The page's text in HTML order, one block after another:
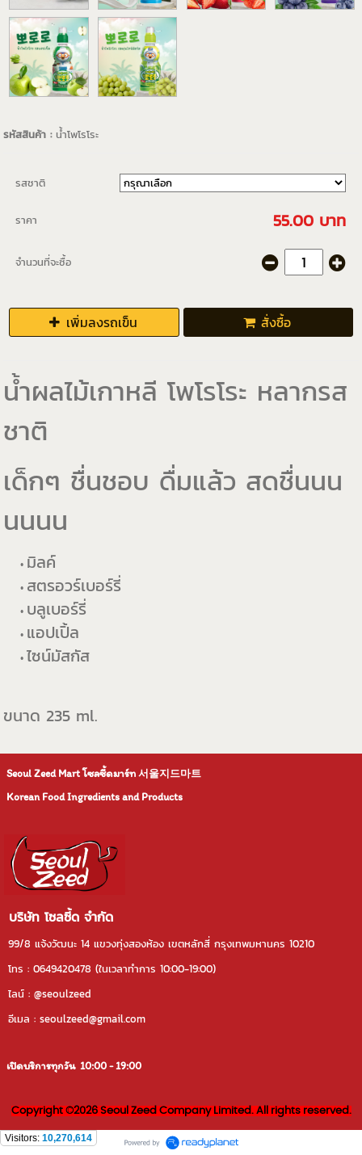
รหัสสินค้า : น้ำโพโรโระ
รสชาติ
ราคา 55.00 บาท
จำนวนที่จะซื้อ
เพิ่มลงรถเข็น สั่งซื้อ
น้ำผลไม้เกาหลี โพโรโระ หลากรส
ชาติ
เด็กๆ ชื่นชอบ ดื่มแล้ว สดชื่นนน
นนนน
มิลค์
สตรอวร์เบอร์รี่
บลูเบอร์รี่
แอปเปิ้ล
ไซน์มัสกัส
ขนาด 235 ml.
Seoul Zeed Mart โซลซี้ดมาร์ท서울지드마트
Korean Food Ingredients and Products
บริษัท โซลซี้ด จำกัด
99/8 แจ้งวัฒนะ 14 แขวงทุ่งสองห้อง เขตหลักสี่ กรุงเทพมหานคร 10210
โทร : 0649420478 (ในเวลาทําการ 10:00-19:00)
ไลน์ : @seoulzeed
อีเมล : seoulzeed@gmail.com
เปิดบริการทุกวัน 10:00 - 19:00
Copyright ©2026 Seoul Zeed Company Limited. All rights reserved.
Visitors: 10,270,614